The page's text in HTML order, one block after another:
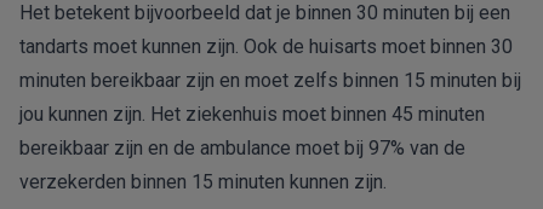
Het betekent bijvoorbeeld dat je binnen 30 minuten bij een
tandarts moet kunnen zijn. Ook de huisarts moet binnen 30
minuten bereikbaar zijn en moet zelfs binnen 15 minuten bij
jou kunnen zijn. Het ziekenhuis moet binnen 45 minuten
bereikbaar zijn en de ambulance moet bij 97% van de
verzekerden binnen 15 minuten kunnen zijn.